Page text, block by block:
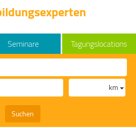
Seminare Tagungslocations
km
Suchen